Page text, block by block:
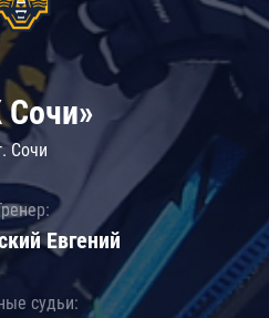
Сочи»
Сочи
Евгений
судьи: